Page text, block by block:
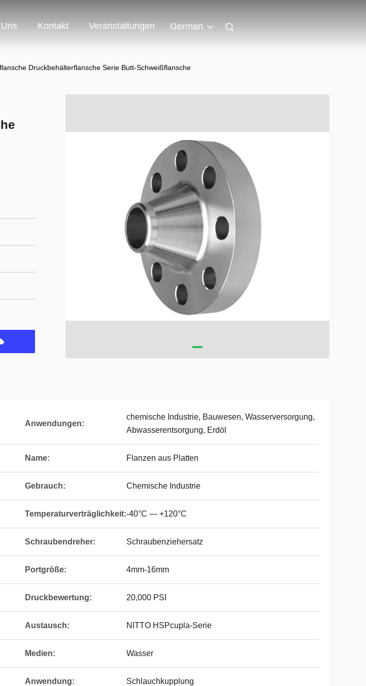
Kontakt Veranstaltungen German
Druckbehälterflansche Serie Butt-Schweißflansche
Anwendungen:
chemische Industrie, Bauwesen, Wasserversorgung,
Abwasserentsorgung, Erdöl
Name: Flanzen aus Platten
Gebrauch: Chemische Industrie
Temperaturverträglichkeit:-40°C — +120°C
Schraubendreher: Schraubenziehersatz
Portgröße: 4mm-16mm
Druckbewertung: 20,000 PSI
Austausch: NITTO HSPcupla-Serie
Medien: Wasser
Anwendung: Schlauchkupplung